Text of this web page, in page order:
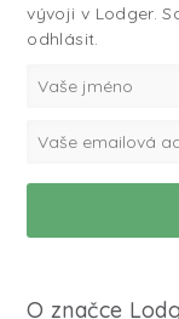
vývoji v Lodger.
odhlásit.
O značce